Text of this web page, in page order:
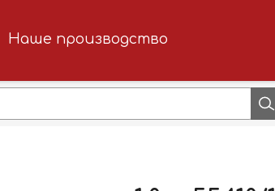
Наше производство